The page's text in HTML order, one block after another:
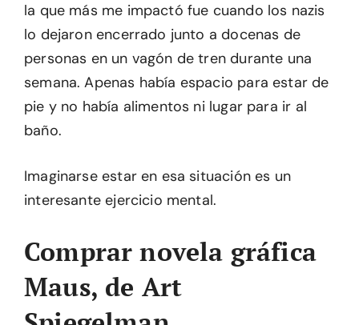
la que más me impactó fue cuando los nazis
lo dejaron encerrado junto a docenas de
personas en un vagón de tren durante una
semana. Apenas había espacio para estar de
pie y no había alimentos ni lugar para ir al
baño.
Imaginarse estar en esa situación es un
interesante ejercicio mental.
Comprar novela gráfica
Maus, de Art